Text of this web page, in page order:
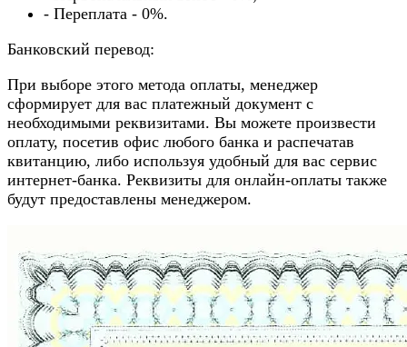
- Переплата - 0%.
Банковский перевод:
При выборе этого метода оплаты, менеджер
сформирует для вас платежный документ с
необходимыми реквизитами. Вы можете произвести
оплату, посетив офис любого банка и распечатав
квитанцию, либо используя удобный для вас сервис
интернет-банка. Реквизиты для онлайн-оплаты также
будут предоставлены менеджером.